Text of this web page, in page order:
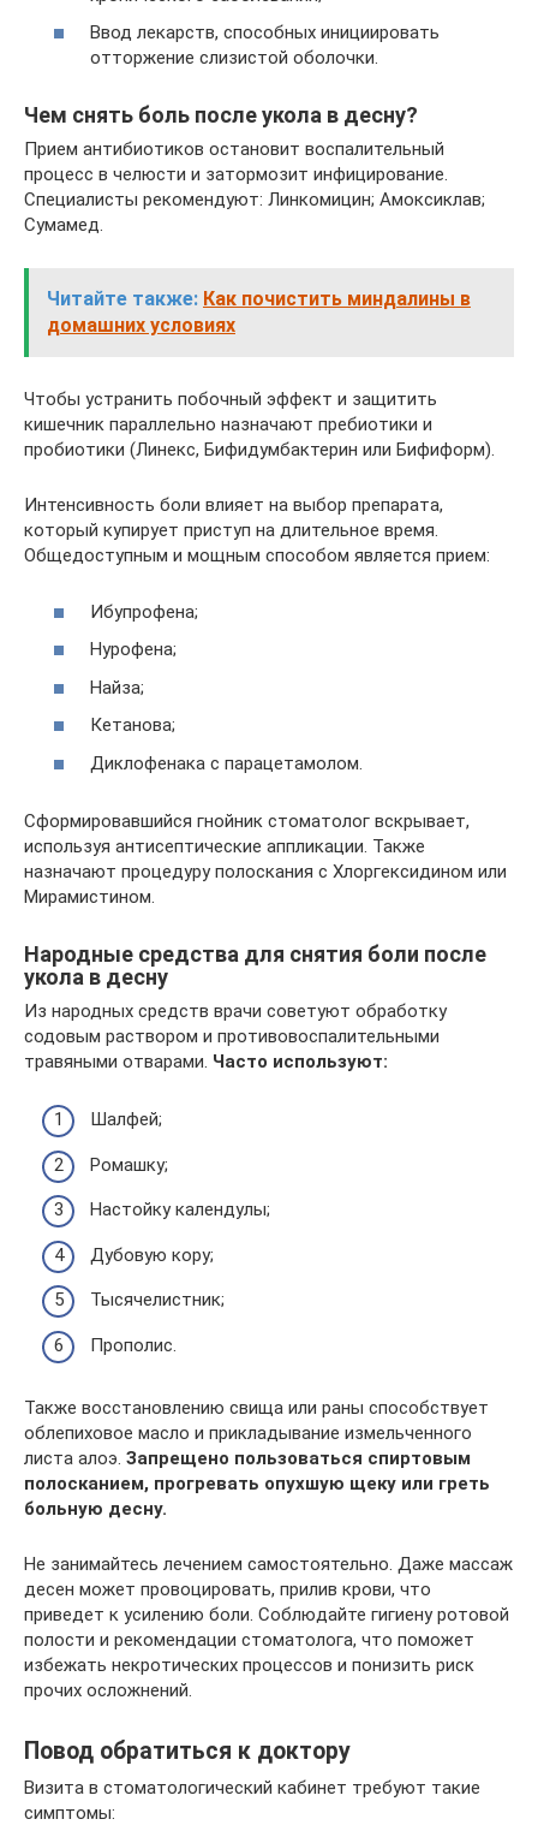
Ввод лекарств, способных инициировать
отторжение слизистой оболочки.
Чем снять боль после укола в десну?
Прием антибиотиков остановит воспалительный
процесс в челюсти и затормозит инфицирование.
Специалисты рекомендуют: Линкомицин; Амоксиклав;
Сумамед.
Читайте также: Как почистить миндалины в
домашних условиях
Чтобы устранить побочный эффект и защитить
кишечник параллельно назначают пребиотики и
пробиотики (Линекс, Бифидумбактерин или Бифиформ).
Интенсивность боли влияет на выбор препарата,
который купирует приступ на длительное время.
Общедоступным и мощным способом является прием:
Ибупрофена;
Нурофена;
Найза;
Кетанова;
Диклофенака с парацетамолом.
Сформировавшийся гнойник стоматолог вскрывает,
используя антисептические аппликации. Также
назначают процедуру полоскания с Хлоргексидином или
Мирамистином.
Народные средства для снятия боли после
укола в десну
Из народных средств врачи советуют обработку
содовым раствором и противовоспалительными
травяными отварами. Часто используют:
Шалфей;
Ромашку;
Настойку календулы;
Дубовую кору;
Тысячелистник;
Прополис.
Также восстановлению свища или раны способствует
облепиховое масло и прикладывание измельченного
листа алоэ. Запрещено пользоваться спиртовым
полосканием, прогревать опухшую щеку или греть
больную десну.
Не занимайтесь лечением самостоятельно. Даже массаж
десен может провоцировать, прилив крови, что
приведет к усилению боли. Соблюдайте гигиену ротовой
полости и рекомендации стоматолога, что поможет
избежать некротических процессов и понизить риск
прочих осложнений.
Повод обратиться к доктору
Визита в стоматологический кабинет требуют такие
симптомы: